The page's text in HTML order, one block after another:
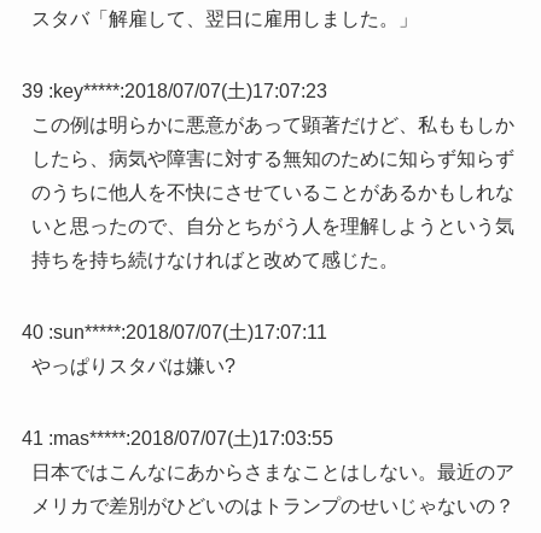
スタバ「解雇して、翌日に雇用しました。」
39 :key*****:2018/07/07(土)17:07:23
この例は明らかに悪意があって顕著だけど、私ももしか
したら、病気や障害に対する無知のために知らず知らず
のうちに他人を不快にさせていることがあるかもしれな
いと思ったので、自分とちがう人を理解しようという気
持ちを持ち続けなければと改めて感じた。
40 :sun*****:2018/07/07(土)17:07:11
やっぱりスタバは嫌い?
41 :mas*****:2018/07/07(土)17:03:55
日本ではこんなにあからさまなことはしない。最近のア
メリカで差別がひどいのはトランプのせいじゃないの？